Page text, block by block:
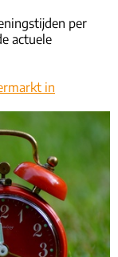
per
actuele
in